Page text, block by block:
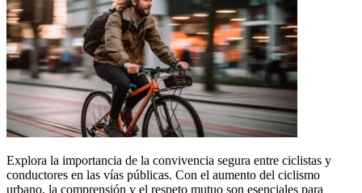
Explora la importancia de la convivencia segura entre ciclistas y
conductores en las vías públicas. Con el aumento del ciclismo
urbano, la comprensión y el respeto mutuo son esenciales para